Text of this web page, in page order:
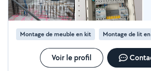
Montage de meuble en kit Montage de lit
Voir le profil